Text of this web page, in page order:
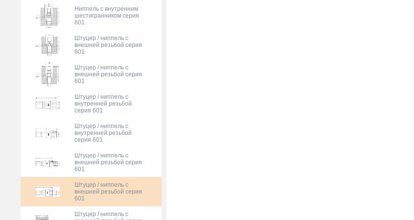
Ниппель с внутренним
шестигранником серия
601
Штуцер / ниппель с
внешней резьбой серия
601
Штуцер / ниппель с
внешней резьбой серия
601
Штуцер / ниппель с
внутренней резьбой
серия 601
Штуцер / ниппель с
внутренней резьбой
серия 601
Штуцер / ниппель с
внешней резьбой серия
601
Штуцер / ниппель с
внешней резьбой серия
601
Штуцер / ниппель с